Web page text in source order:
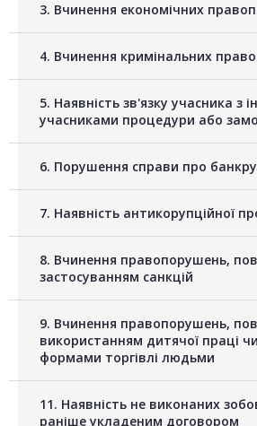
3. Вчинення економічних
4. Вчинення кримінальних
5. Наявність зв'язку учасника з
учасниками процедури або
6. Порушення справи про
7. Наявність антикорупційної
8. Вчинення правопорушень,
застосуванням санкцій
9. Вчинення правопорушень,
використанням дитячої праці
формами торгівлі людьми
11. Наявність не виконаних
раніше укладеним договором